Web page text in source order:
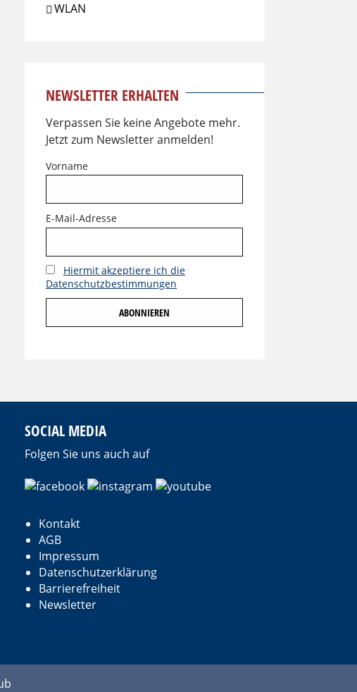
WLAN
NEWSLETTER ERHALTEN
Verpassen Sie keine Angebote mehr.
Jetzt zum Newsletter anmelden!
Vorname
E-Mail-Adresse
Hiermit akzeptiere ich die
Datenschutzbestimmungen
SOCIAL MEDIA
Folgen Sie uns auch auf
Kontakt
AGB
Impressum
Datenschutzerklärung
Barrierefreiheit
Newsletter